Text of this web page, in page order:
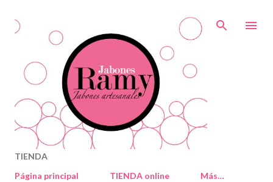
TIENDA
Página principal
TIENDA online Más…